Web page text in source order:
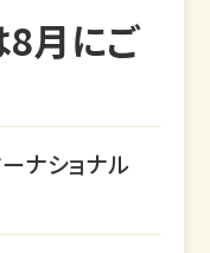
月にご
ナショナル